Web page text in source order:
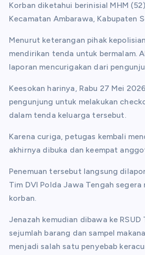
Korban diketahui berinisial MHM
Kecamatan Ambarawa, Kabupaten
Menurut keterangan pihak
mendirikan tenda untuk bermalam.
laporan mencurigakan dari
Keesokan harinya, Rabu 27 Mei
pengunjung untuk melakukan
dalam tenda keluarga tersebut.
Karena curiga, petugas kembali
akhirnya dibuka dan keempat
Penemuan tersebut langsung
Tim DVI Polda Jawa Tengah
korban.
Jenazah kemudian dibawa ke
sejumlah barang dan sampel
menjadi salah satu penyebab